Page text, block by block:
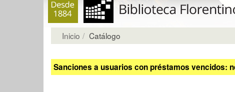
Inicio Catálogo
Sanciones a usuarios con préstamos vencidos: